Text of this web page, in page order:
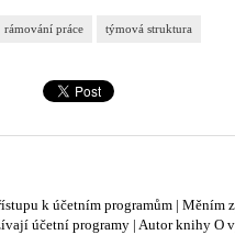
rámování práce týmová struktura
k účetním programům | Měním
účetní programy | Autor knihy O